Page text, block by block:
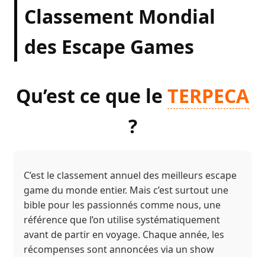
Classement Mondial
des Escape Games
Qu’est ce que le TERPECA
?
C’est le classement annuel des meilleurs escape
game du monde entier. Mais c’est surtout une
bible pour les passionnés comme nous, une
référence que l’on utilise systématiquement
avant de partir en voyage. Chaque année, les
récompenses sont annoncées via un show